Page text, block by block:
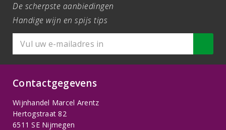
De scherpste aanbiedingen
Handige wijn en spijs tips
Contactgegevens
Wijnhandel Marcel Arentz
Hertogstraat 82
6511 SE Nijmegen